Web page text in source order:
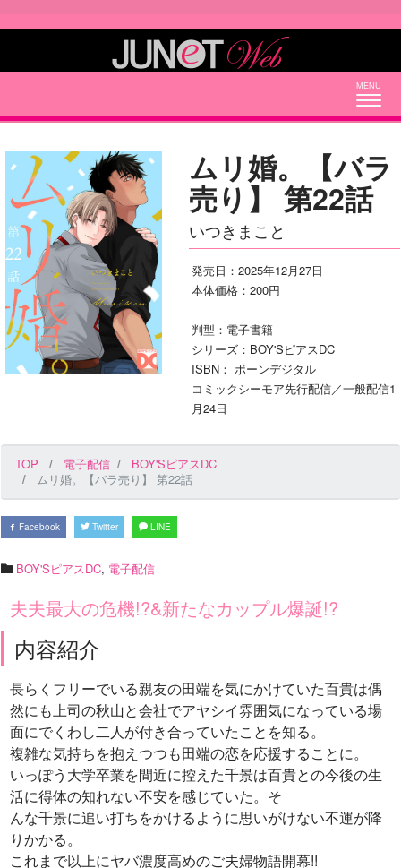
ムリ婚。【バラ
売り】 第22話
いつきまこと
発売日：2025年12月27日
本体価格：200円
判型：電子書籍
シリーズ：BOY'SピアスDC
ISBN： ボーンデジタル
コミックシーモア先行配信／一般配信1
月24日
TOP 電子配信
BOY'SピアスDC
ムリ婚。【バラ売り】 第22話
Facebook Twitter LINE
BOY'SピアスDC, 電子配信
夫夫最大の危機!?&新たなカップル爆誕!?
内容紹介
長らくフリーでいる親友の田端を気にかけていた百貴は偶
然にも上司の秋山と会社でアヤシイ雰囲気になっている場
面にでくわし二人が付き合っていたことを知る。
複雑な気持ちを抱えつつも田端の恋を応援することに。
いっぽう大学卒業を間近に控えた千景は百貴との今後の生
活に得体の知れない不安を感じていた。そ
んな千景に追い打ちをかけるように思いがけない不運が降
りかかる。
これまで以上にヤバ濃度高めのご夫婦物語開幕!!